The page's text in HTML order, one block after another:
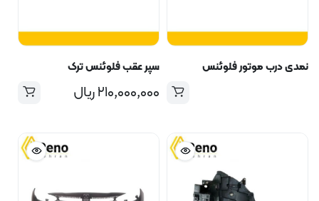
نمدی درب موتور فلوئنس سپر عقب فلوئنس ترک
۲۱۰,۰۰۰,۰۰۰ریال